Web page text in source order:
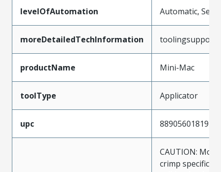
levelOfAutomation Automatic,
moreDetailedTechInformation
productName Mini-Mac
toolType Applicator
upc 889056018197
CAUTION:
crimp